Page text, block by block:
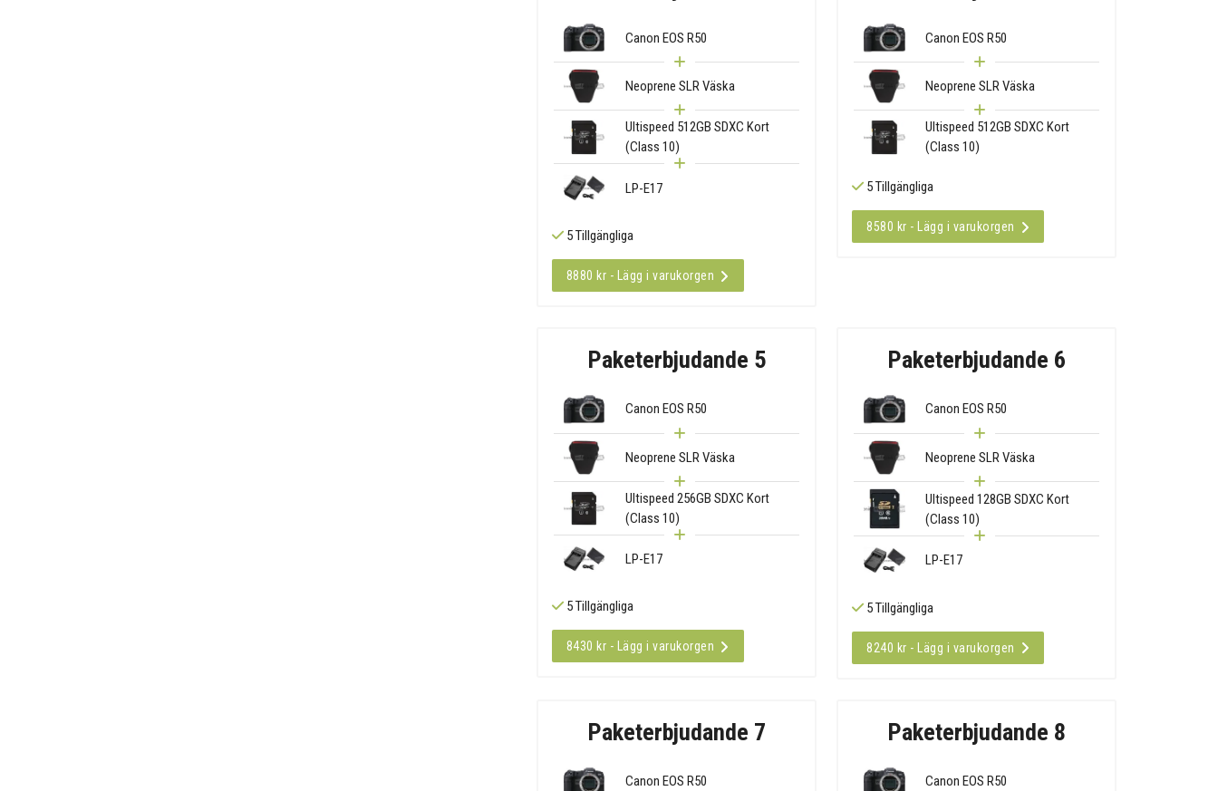
Canon EOS R50
Neoprene SLR Väska
Ultispeed 512GB SDXC Kort
(Class 10)
LP-E17
5 Tillgängliga
8880 kr - Lägg i varukorgen
Canon EOS R50
Neoprene SLR Väska
Ultispeed 512GB SDXC Kort
(Class 10)
5 Tillgängliga
8580 kr - Lägg i varukorgen
Paketerbjudande 5
Canon EOS R50
Neoprene SLR Väska
Ultispeed 256GB SDXC Kort
(Class 10)
LP-E17
5 Tillgängliga
8430 kr - Lägg i varukorgen
Paketerbjudande 6
Canon EOS R50
Neoprene SLR Väska
Ultispeed 128GB SDXC Kort
(Class 10)
LP-E17
5 Tillgängliga
8240 kr - Lägg i varukorgen
Paketerbjudande 7
Canon EOS R50
Paketerbjudande 8
Canon EOS R50